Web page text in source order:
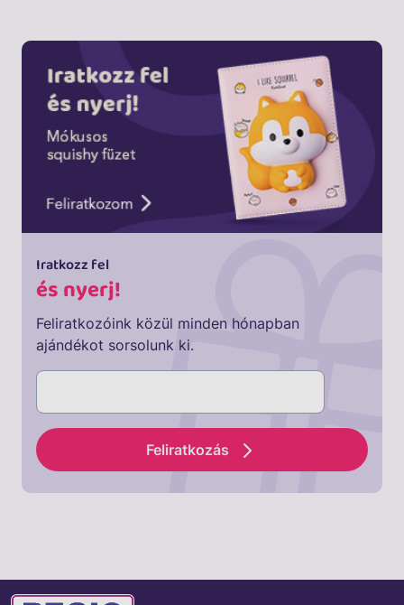
Iratkozz fel
és nyerj!
Feliratkozóink közül minden hónapban
ajándékot sorsolunk ki.
Feliratkozás